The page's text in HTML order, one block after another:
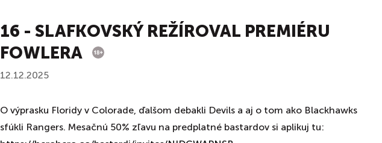
16 - SLAFKOVSKÝ REŽÍROVAL PREMIÉRU
FOWLERA
12.12.2025
O výprasku Floridy v Colorade, ďalšom debakli Devils a aj o tom ako Blackhawks
sfúkli Rangers. Mesačnú 50% zľavu na predplatné bastardov si aplikuj tu: